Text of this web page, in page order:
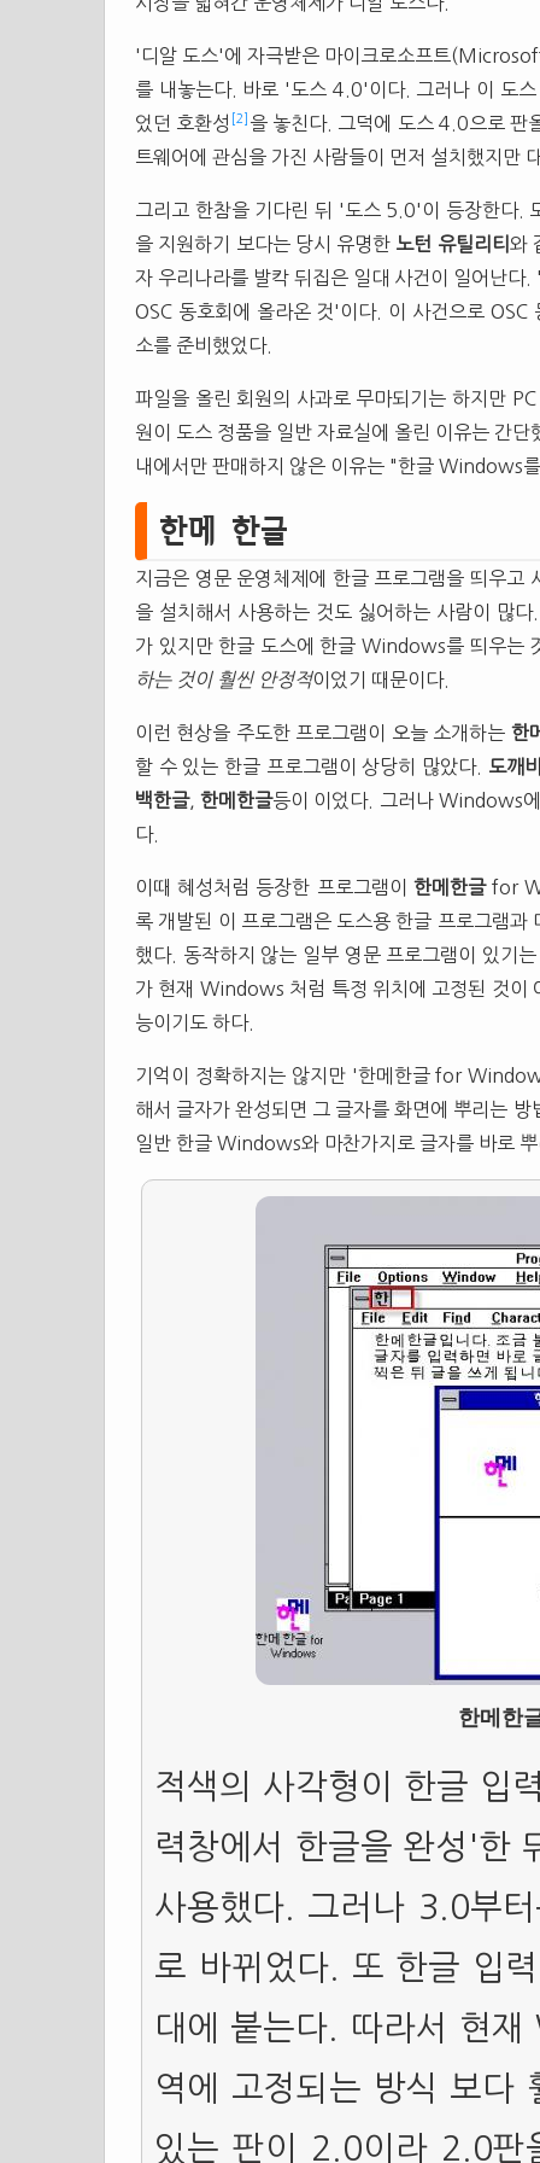
'디알 도스'에 자극받은 마이크로소프트
를 내놓는다. 바로 '도스 4.0'이다. 그러나 이 도
었던 호환성
[2]
을 놓친다. 그덕에 도스 4.0으로 판
트웨어에 관심을 가진 사람들이 먼저 설치했지만
그리고 한참을 기다린 뒤 '도스 5.0'이 등장한다.
을 지원하기 보다는 당시 유명한 노턴 유틸리티 와
자 우리나라를 발칵 뒤집은 일대 사건이 일어난
OSC 동호회에 올라온 것'이다. 이 사건으로
소를 준비했었다.
파일을 올린 회원의 사과로 무마되기는 하지만
원이 도스 정품을 일반 자료실에 올린 이유는 간
내에서만 판매하지 않은 이유는 "한글 Windows
한메 한글
지금은 영문 운영체제에 한글 프로그램을 띄우고
을 설치해서 사용하는 것도 싫어하는 사람이 많
가 있지만 한글 도스에 한글 Windows를 띄우는
하는 것이 훨씬 안정적이었기 때문이다.
이런 현상을 주도한 프로그램이 오늘 소개하는 한
할 수 있는 한글 프로그램이 상당히 많았다. 도깨
백한글,한메한글등이 이었다. 그러나 Windows
다.
이때 혜성처럼 등장한 프로그램이 한메한글for
록 개발된 이 프로그램은 도스용 한글 프로그램과
했다. 동작하지 않는 일부 영문 프로그램이 있기
가 현재 Windows 처럼 특정 위치에 고정된 것이
능이기도 하다.
기억이 정확하지는 않지만 '한메한글 for
해서 글자가 완성되면 그 글자를 화면에 뿌리는
일반 한글 Windows와 마찬가지로 글자를 바로
한메한
적색의 사각형이 한글 입
력창에서 한글을 완성'한
사용했다. 그러나 3.0부
로 바뀌었다. 또 한글 입
대에 붙는다. 따라서 현
역에 고정되는 방식 보다
있는 판이 2.0이라 2.0판